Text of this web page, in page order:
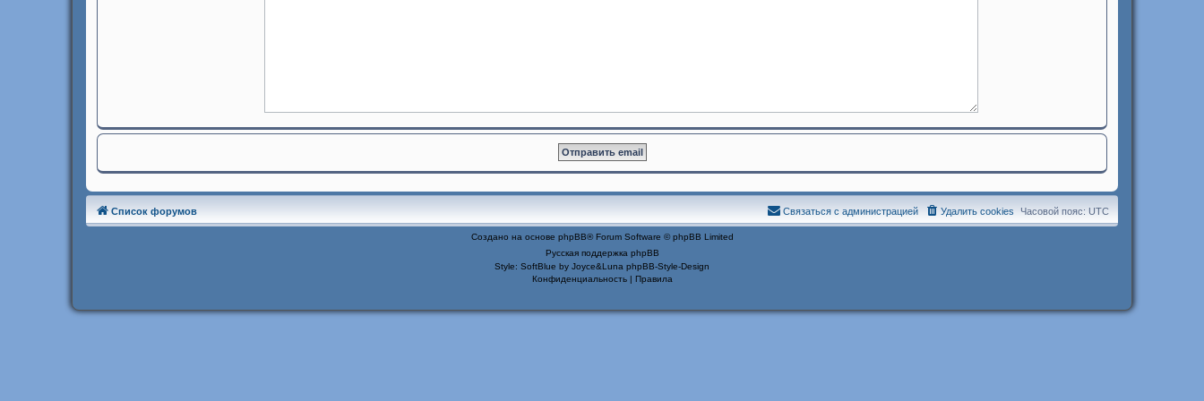
Список форумов Часовой пояс: UTC
Удалить cookies
Связаться с администрацией
Создано на основе phpBB® Forum Software © phpBB Limited
Русская поддержка phpBB
Style: SoftBlue by Joyce&Luna phpBB-Style-Design
Конфиденциальность| Правила